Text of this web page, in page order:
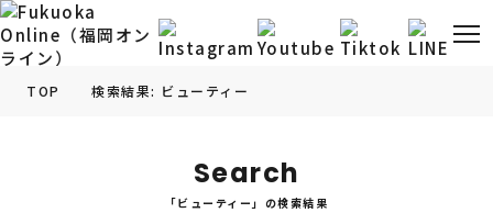
観光・お出かけ情報
TOP 検索結果: ビューティー
Search
「ビューティー」の検索結果